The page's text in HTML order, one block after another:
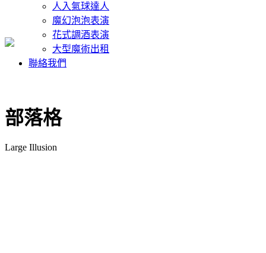
人入氣球達人
魔幻泡泡表演
花式調酒表演
大型魔術出租
聯絡我們
部落格
Large Illusion